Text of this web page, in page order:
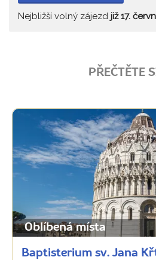
Nejbližší volný zájezd již 17.
PŘEČTĚTE
Oblíbená místa
Baptisterium sv. Jana